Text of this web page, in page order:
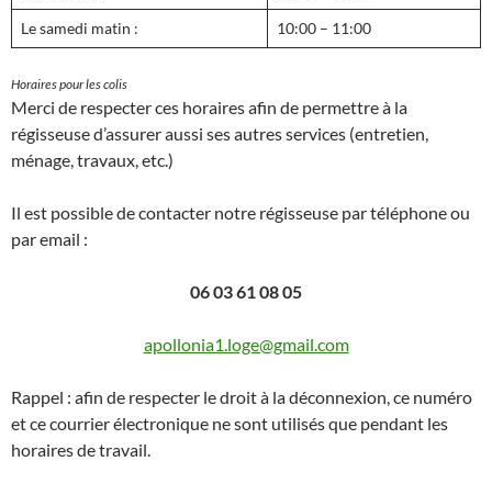
Le samedi matin : 10:00 – 11:00
Horaires pour les colis
Merci de respecter ces horaires afin de permettre à la
régisseuse d’assurer aussi ses autres services (entretien,
ménage, travaux, etc.)
Il est possible de contacter notre régisseuse par téléphone ou
par email :
06 03 61 08 05
apollonia1.loge@gmail.com
Rappel : afin de respecter le droit à la déconnexion, ce numéro
et ce courrier électronique ne sont utilisés que pendant les
horaires de travail.